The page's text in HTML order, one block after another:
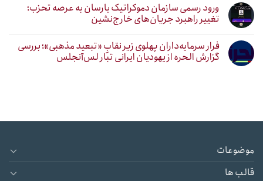
ورود رسمی سازمان دموکراتیک یارسان به عرصه تحزب؛
تغییر راهبرد جریان‌های خارج‌نشین
فرار سرمایه‌داران پهلوی زیر نقابِ «تبعید مذهبی»؛ بررسی
گزارش الحره از یهودیان ایرانی تبار لس‌آنجلس
موضوعات
قالب ها